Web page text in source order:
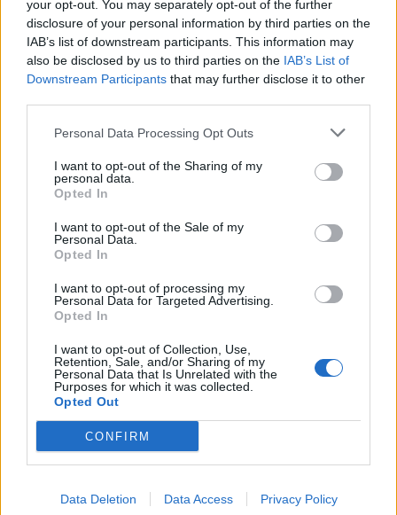
your opt-out. You may separately opt-out of the further
disclosure of your personal information by third parties on the
IAB’s list of downstream participants. This information may
also be disclosed by us to third parties on the IAB’s List of
Downstream Participants that may further disclose it to other
Personal Data Processing Opt Outs
I want to opt-out of the Sharing of my
personal data.
Opted In
I want to opt-out of the Sale of my
Personal Data.
Opted In
I want to opt-out of processing my
Personal Data for Targeted Advertising.
Opted In
I want to opt-out of Collection, Use,
Retention, Sale, and/or Sharing of my
Personal Data that Is Unrelated with the
Purposes for which it was collected.
Opted Out
CONFIRM
Data Deletion Data Access Privacy Policy